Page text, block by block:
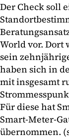
Der Check soll
World vor. Dort
sein
haben sich in
mit insgesamt
Für diese hat
Smart-Meter-
übernommen.